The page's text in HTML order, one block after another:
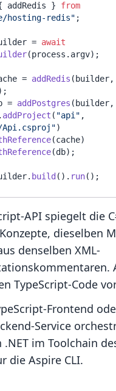
addRedis } from
hosting-redis" ;
= await
(process. argv);
= addRedis
= addPostgres (builder,
addProject ( "api"
)
(cache)
(db);
build (). run
API spiegelt die
dieselben
denselben XML-
TypeScript-Code
Frontend
Service
im Toolchain
die Aspire CLI.